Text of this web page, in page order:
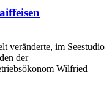
veränderte, im Seestudio
der
Wilfried